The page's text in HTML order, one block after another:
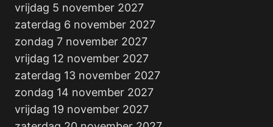
vrijdag 5 november 2027
zaterdag 6 november 2027
zondag 7 november 2027
vrijdag 12 november 2027
zaterdag 13 november 2027
zondag 14 november 2027
vrijdag 19 november 2027